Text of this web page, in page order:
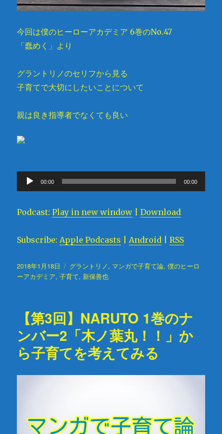
今回は僕のヒーローアカデミア 6巻のNo.47
「蠢めく」より
グラントリノのセリフから見る
子育てで大切にしたいことについて
親は良き指導者でなくても良い
声
00:00 00:00
Podcast:Play in new window |Download
Subscribe: Apple Podcasts Android |RSS
投
稿
2018年1月18日
タ
グ
グラントリノ, マンガで子育て論,僕のヒーロ
ーアカデミア,子育て, 新保善也
【第3回】NARUTO 1巻のナ
ンバー2「木ノ葉丸！！」か
ら子育てを考えてみる